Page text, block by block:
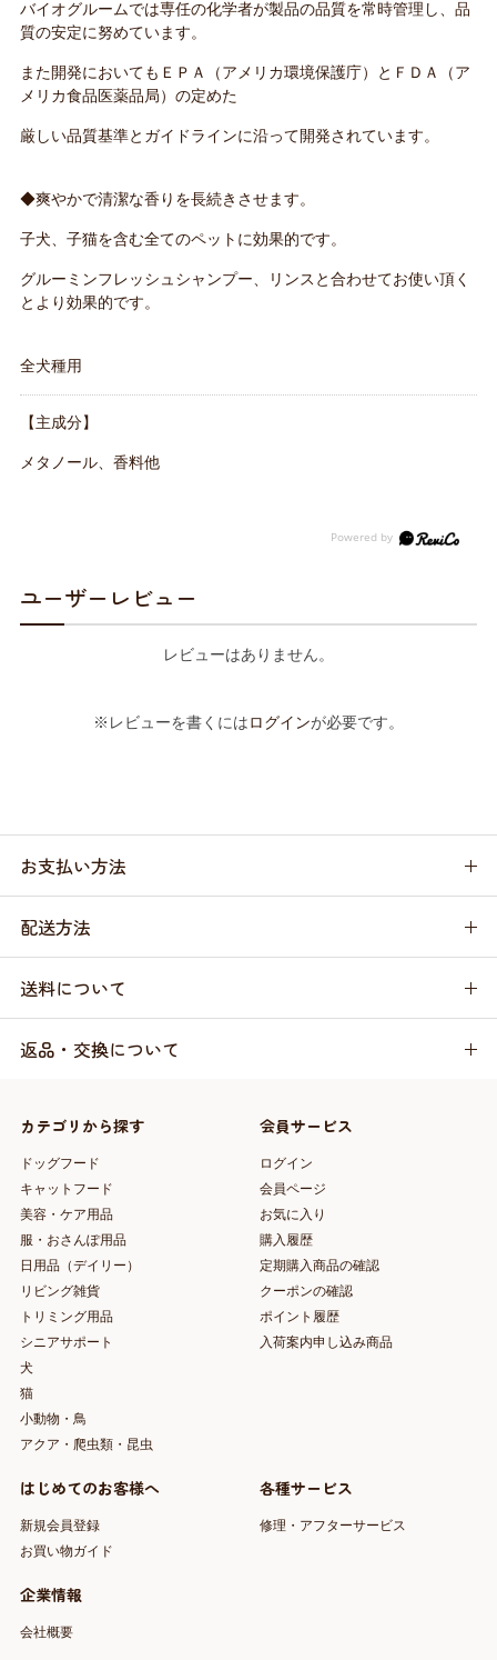
バイオグルームでは専任の化学者が製品の品質を常時管理し、品
質の安定に努めています。
また開発においてもＥＰＡ（アメリカ環境保護庁）とＦＤＡ（ア
メリカ食品医薬品局）の定めた
厳しい品質基準とガイドラインに沿って開発されています。
◆爽やかで清潔な香りを長続きさせます。
子犬、子猫を含む全てのペットに効果的です。
グルーミンフレッシュシャンプー、リンスと合わせてお使い頂く
とより効果的です。
全犬種用
【主成分】
メタノール、香料他
ユーザーレビュー
レビューはありません。
※レビューを書くにはログインが必要です。
お支払い方法
配送方法
送料について
返品・交換について
カテゴリから探す
ドッグフード
キャットフード
美容・ケア用品
服・おさんぽ用品
日用品（デイリー）
リビング雑貨
トリミング用品
シニアサポート
犬
猫
小動物・鳥
アクア・爬虫類・昆虫
会員サービス
ログイン
会員ページ
お気に入り
購入履歴
定期購入商品の確認
クーポンの確認
ポイント履歴
入荷案内申し込み商品
はじめてのお客様へ
新規会員登録
お買い物ガイド
各種サービス
修理・アフターサービス
企業情報
会社概要